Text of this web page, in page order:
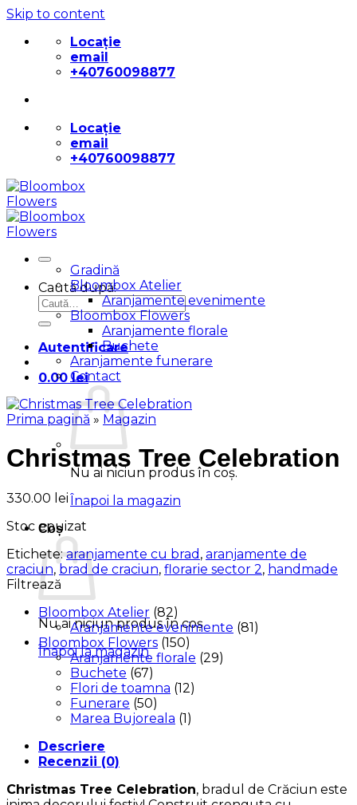
Skip to content
Locație
email
+40760098877
Locație
email
+40760098877
Caută după:
Autentificare
0.00lei
Nu ai niciun produs în coș.
Înapoi la magazin
Coș
Nu ai niciun produs în coș.
Înapoi la magazin
Gradină
Bloombox Atelier
Aranjamente evenimente
Bloombox Flowers
Aranjamente florale
Buchete
Aranjamente funerare
Contact
Prima pagină » Magazin
Christmas Tree Celebration
330.00 lei
Stoc epuizat
Etichete:aranjamente cu brad , aranjamente de
craciun, brad de craciun, florarie sector 2, handmade
Filtrează
Bloombox Atelier (82)
Aranjamente evenimente (81)
Bloombox Flowers (150)
Aranjamente florale (29)
Buchete (67)
Flori de toamna (12)
Funerare (50)
Marea Bujoreala (1)
Descriere
Recenzii (0)
Christmas Tree Celebration, bradul de Crăciun este